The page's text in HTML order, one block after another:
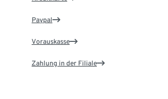
Paypal
Vorauskasse
Zahlung in der Filiale